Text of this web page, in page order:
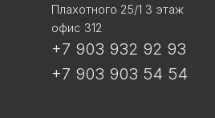
Плахотного 25/1 3 этаж
офис 312
+7 903 932 92 93
+7 903 903 54 54